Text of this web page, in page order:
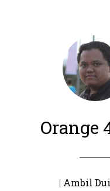
Orange
| Ambil